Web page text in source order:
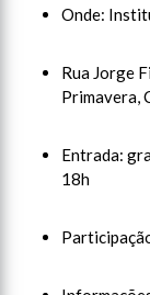
Onde:
Rua Jorge
Primavera,
Entrada:
18h